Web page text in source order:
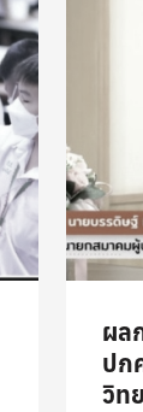
ผล
ปก
วิท